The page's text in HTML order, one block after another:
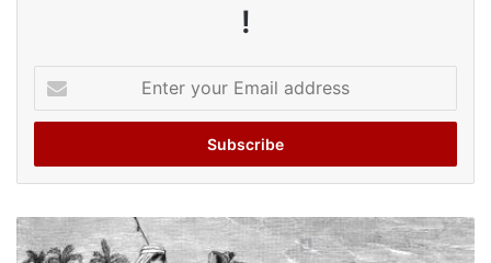
!
your
Email